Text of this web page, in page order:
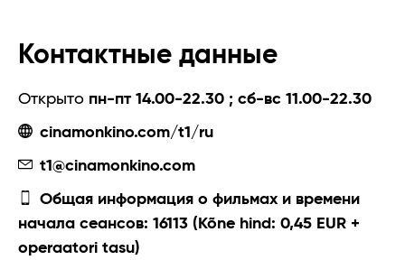
Контактные данные
Открыто пн-пт 14.00-22.30 ; сб-вс 11.00-22.30
cinamonkino.com/t1/ru
t1@cinamonkino.com
Общая информация о фильмах и времени
начала сеансов: 16113 (Kõne hind: 0,45 EUR +
operaatori tasu)